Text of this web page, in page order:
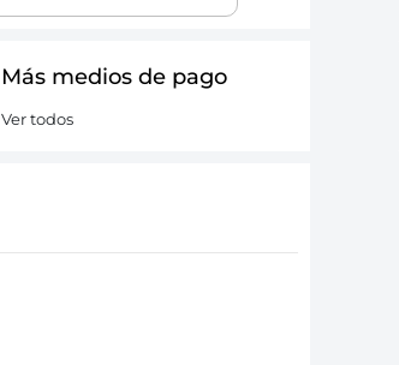
Más medios de pago
Ver todos